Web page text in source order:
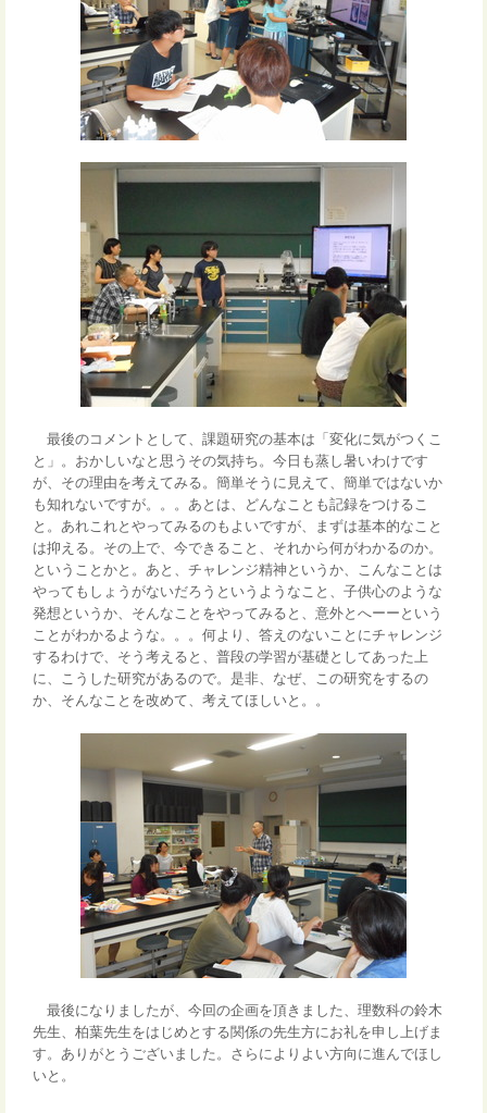
最後のコメントとして、課題研究の基本は「変化に気がつくこ
と」。おかしいなと思うその気持ち。今日も蒸し暑いわけです
が、その理由を考えてみる。簡単そうに見えて、簡単ではないか
も知れないですが。。。あとは、どんなことも記録をつけるこ
と。あれこれとやってみるのもよいですが、まずは基本的なこと
は抑える。その上で、今できること、それから何がわかるのか。
ということかと。あと、チャレンジ精神というか、こんなことは
やってもしょうがないだろうというようなこと、子供心のような
発想というか、そんなことをやってみると、意外とへーーという
ことがわかるような。。。何より、答えのないことにチャレンジ
するわけで、そう考えると、普段の学習が基礎としてあった上
に、こうした研究があるので。是非、なぜ、この研究をするの
か、そんなことを改めて、考えてほしいと。。
最後になりましたが、今回の企画を頂きました、理数科の鈴木
先生、柏葉先生をはじめとする関係の先生方にお礼を申し上げま
す。ありがとうございました。さらによりよい方向に進んでほし
いと。